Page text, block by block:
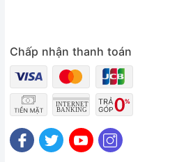
Chấp nhận thanh toán